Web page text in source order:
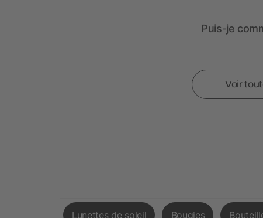
Puis-je
Voir
Lunettes de soleil Bougies